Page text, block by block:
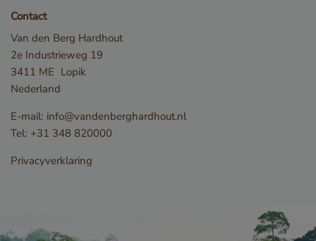
Contact
Van den Berg Hardhout
2e Industrieweg 19
3411 ME Lopik
Nederland
E-mail: info@vandenberghardhout.nl
Tel: +31 348 820000
Privacyverklaring